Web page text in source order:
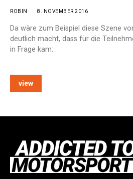
ROBIN 8. NOVEMBER 2016
Da wäre zum Beispiel diese Szene
deutlich macht, dass für die
in Frage kam:
view